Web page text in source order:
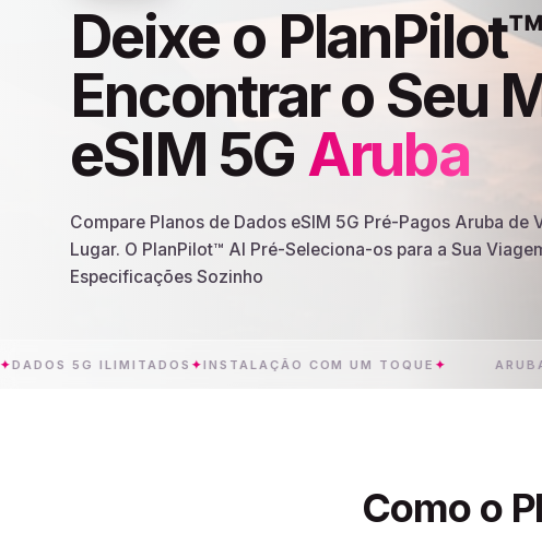
Deixe o
Encontrar o Seu
eSIM 5G Aruba
Compare Planos de Dados eSIM 5G Pré-Pagos Aruba de
Lugar. O PlanPilot™ AI Pré-Seleciona-os para a Sua
Especificações Sozinho
5G ILIMITADOS✦INSTALAÇÃO COM UM TOQUE ✦ ARUBA ✦
Como o